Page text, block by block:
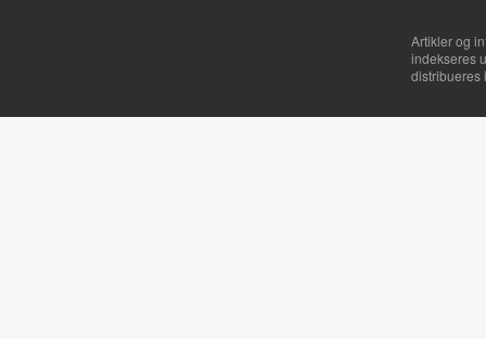
Artikler og
indekseres
distribueres